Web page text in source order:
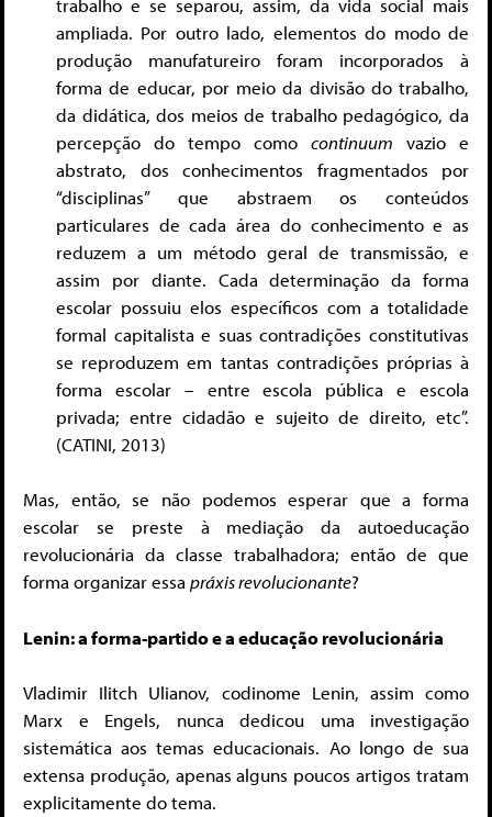
trabalho e se separou, assim, da vida social mais
ampliada. Por outro lado, elementos do modo de
produção manufatureiro foram incorporados à
forma de educar, por meio da divisão do trabalho,
da didática, dos meios de trabalho pedagógico, da
percepção do tempo como continuum vazio e
abstrato, dos conhecimentos fragmentados por
“disciplinas” que abstraem os conteúdos
particulares de cada área do conhecimento e as
reduzem a um método geral de transmissão, e
assim por diante. Cada determinação da forma
escolar possuiu elos específicos com a totalidade
formal capitalista e suas contradições constitutivas
se reproduzem em tantas contradições próprias à
forma escolar – entre escola pública e escola
privada; entre cidadão e sujeito de direito, etc”.
(CATINI, 2013)
Mas, então, se não podemos esperar que a forma
escolar se preste à mediação da autoeducação
revolucionária da classe trabalhadora; então de que
forma organizar essapráxis revolucionante?
Lenin: a forma-partido e a educação revolucionária
Vladimir Ilitch Ulianov, codinome Lenin, assim como
Marx e Engels, nunca dedicou uma investigação
sistemática aos temas educacionais. Ao longo de sua
extensa produção, apenas alguns poucos artigos tratam
explicitamente do tema.